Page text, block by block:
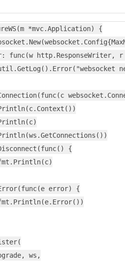
*mvc.Application) {
func(w http.ResponseWriter,
{
error) {
ws,